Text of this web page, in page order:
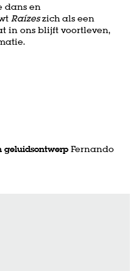
dans en
Raízeszich als een
in ons blijft voortleven,
geluidsontwerpFernando